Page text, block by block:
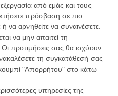
από εμάς και τους
πρόσβαση σε πιο
να αρνηθείτε να συναινέσετε.
να μην απαιτεί τη
προτιμήσεις σας θα ισχύουν
τη συγκατάθεσή σας
"Απορρήτου" στο κάτω
υπηρεσίες της
Θέλω να λαμβάνω τα newsletter σας.